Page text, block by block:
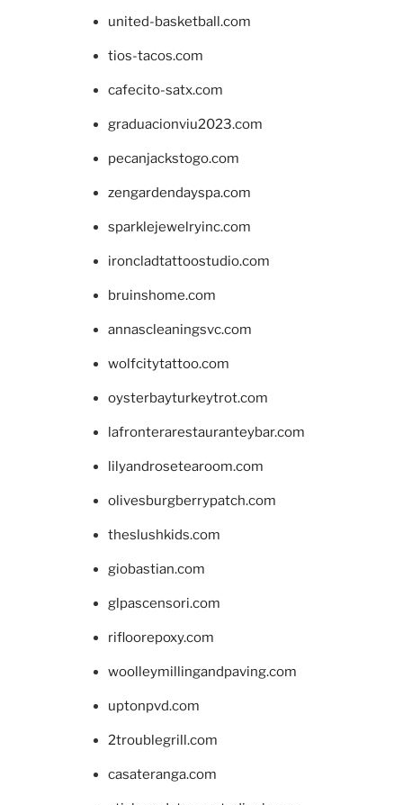
united-basketball.com
tios-tacos.com
cafecito-satx.com
graduacionviu2023.com
pecanjackstogo.com
zengardendayspa.com
sparklejewelryinc.com
ironcladtattoostudio.com
bruinshome.com
annascleaningsvc.com
wolfcitytattoo.com
oysterbayturkeytrot.com
lafronterarestauranteybar.com
lilyandrosetearoom.com
olivesburgberrypatch.com
theslushkids.com
giobastian.com
glpascensori.com
rifloorepoxy.com
woolleymillingandpaving.com
uptonpvd.com
2troublegrill.com
casateranga.com